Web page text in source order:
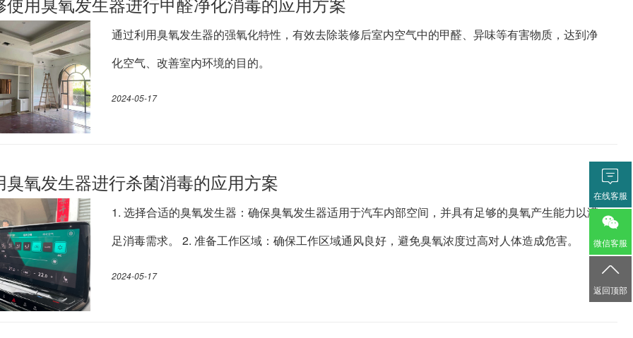
通过利用臭氧发生器的强氧化特性，有效去除装修后室内空气中的甲醛、异味等有害物质，达到净
化空气、改善室内环境的目的。
2024-05-17
臭氧发生器进行杀菌消毒的应用方案
1. 选择合适的臭氧发生器：确保臭氧发生器适用于汽车内部空间，并具有足够的臭氧产生能力以满
足消毒需求。 2. 准备工作区域：确保工作区域通风良好，避免臭氧浓度过高对人体造成危害。
2024-05-17

在线客服

微信客服

返回顶部